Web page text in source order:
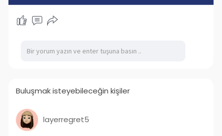
Buluşmak isteyebileceğin kişiler
layerregret5